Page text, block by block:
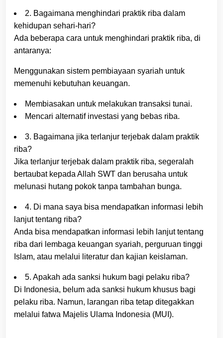
2. Bagaimana menghindari praktik riba dalam
kehidupan sehari-hari?
Ada beberapa cara untuk menghindari praktik riba, di
antaranya:
Menggunakan sistem pembiayaan syariah untuk
memenuhi kebutuhan keuangan.
Membiasakan untuk melakukan transaksi tunai.
Mencari alternatif investasi yang bebas riba.
3. Bagaimana jika terlanjur terjebak dalam praktik
riba?
Jika terlanjur terjebak dalam praktik riba, segeralah
bertaubat kepada Allah SWT dan berusaha untuk
melunasi hutang pokok tanpa tambahan bunga.
4. Di mana saya bisa mendapatkan informasi lebih
lanjut tentang riba?
Anda bisa mendapatkan informasi lebih lanjut tentang
riba dari lembaga keuangan syariah, perguruan tinggi
Islam, atau melalui literatur dan kajian keislaman.
5. Apakah ada sanksi hukum bagi pelaku riba?
Di Indonesia, belum ada sanksi hukum khusus bagi
pelaku riba. Namun, larangan riba tetap ditegakkan
melalui fatwa Majelis Ulama Indonesia (MUI).